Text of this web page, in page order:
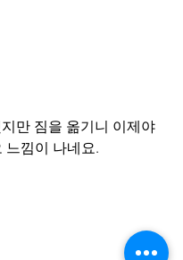
만 짐을 옮기니 이제야
느낌이 나네요.